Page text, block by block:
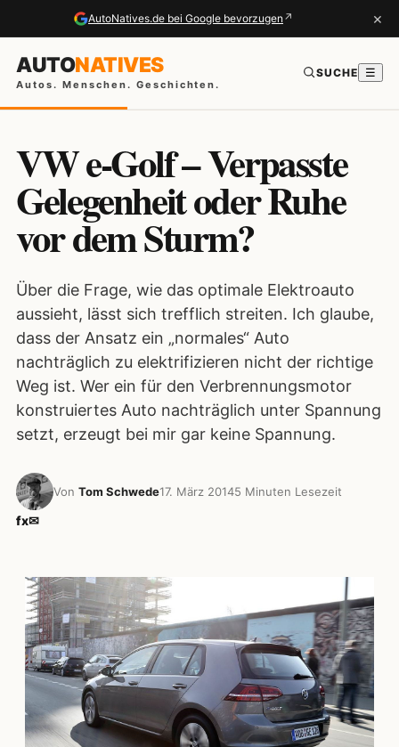
AutoNatives.de bei Google bevorzugen ↗ ×
AUTONATIVES
Autos. Menschen. Geschichten.
SUCHE ☰
VW e-Golf – Verpasste
Gelegenheit oder Ruhe
vor dem Sturm?
Über die Frage, wie das optimale Elektroauto
aussieht, lässt sich trefflich streiten. Ich glaube,
dass der Ansatz ein „normales“ Auto
nachträglich zu elektrifizieren nicht der richtige
Weg ist. Wer ein für den Verbrennungsmotor
konstruiertes Auto nachträglich unter Spannung
setzt, erzeugt bei mir gar keine Spannung.
Von Tom Schwede17. März 20145 Minuten Lesezeit
fx✉